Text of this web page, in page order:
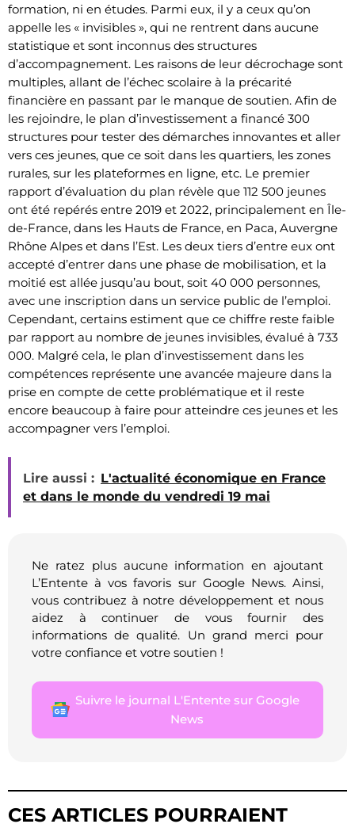
formation, ni en études. Parmi eux, il y a ceux qu’on
appelle les « invisibles », qui ne rentrent dans aucune
statistique et sont inconnus des structures
d’accompagnement. Les raisons de leur décrochage sont
multiples, allant de l’échec scolaire à la précarité
financière en passant par le manque de soutien. Afin de
les rejoindre, le plan d’investissement a financé 300
structures pour tester des démarches innovantes et aller
vers ces jeunes, que ce soit dans les quartiers, les zones
rurales, sur les plateformes en ligne, etc. Le premier
rapport d’évaluation du plan révèle que 112 500 jeunes
ont été repérés entre 2019 et 2022, principalement en Île-
de-France, dans les Hauts de France, en Paca, Auvergne
Rhône Alpes et dans l’Est. Les deux tiers d’entre eux ont
accepté d’entrer dans une phase de mobilisation, et la
moitié est allée jusqu’au bout, soit 40 000 personnes,
avec une inscription dans un service public de l’emploi.
Cependant, certains estiment que ce chiffre reste faible
par rapport au nombre de jeunes invisibles, évalué à 733
000. Malgré cela, le plan d’investissement dans les
compétences représente une avancée majeure dans la
prise en compte de cette problématique et il reste
encore beaucoup à faire pour atteindre ces jeunes et les
accompagner vers l’emploi.
Lire aussi : L'actualité économique en France
et dans le monde du vendredi 19 mai
Ne ratez plus aucune information en ajoutant
L’Entente à vos favoris sur Google News. Ainsi,
vous contribuez à notre développement et nous
aidez à continuer de vous fournir des
informations de qualité. Un grand merci pour
votre confiance et votre soutien !
Suivre le journal L'Entente sur Google
News
CES ARTICLES POURRAIENT